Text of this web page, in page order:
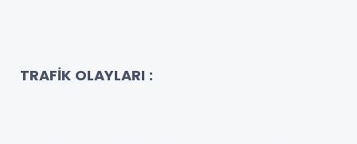
TRAFİK OLAYLARI :